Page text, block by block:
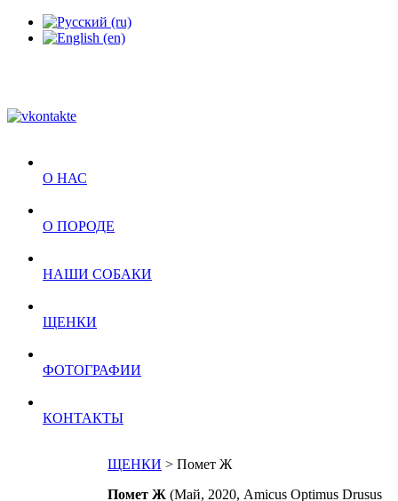
О НАС
О ПОРОДЕ
НАШИ СОБАКИ
ЩЕНКИ
ФОТОГРАФИИ
КОНТАКТЫ
ЩЕНКИ > Помет Ж
Помет Ж (Май, 2020, Amicus Optimus Drusus